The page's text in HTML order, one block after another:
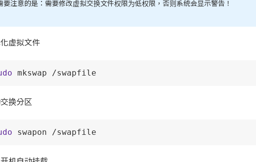
要注意的是：需要修改虚拟交换文件权限为低权限，否则系统会显示警告！
虚拟文件
mkswap /swapfile
换分区
swapon /swapfile